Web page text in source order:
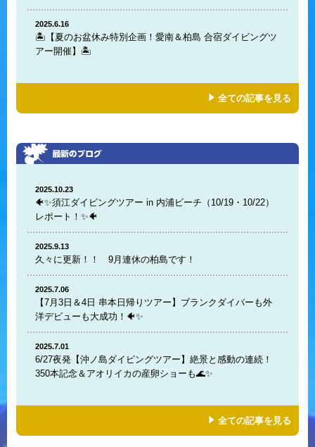
2025.6.16
🏝️【夏のお盆休み特別企画！愛南＆柏島 合宿ダイビングツ
アー開催】🏝️
全ての記事を見る
2025.10.23
🐠✨須江ダイビングツアー in 内浦ビーチ（10/19・10/22）
レポート！✨🐠
2025.9.13
久々に更新！！ 9月連休の柏島です！
2025.7.06
【7月3日＆4日 串本日帰りツアー】ブランクダイバーも外
洋デビューも大成功！🐠✨
2025.7.01
6/27夜発【沖ノ島ダイビングツアー】絶景と感動の連続！
350本記念＆アオリイカの産卵ショーも🌊✨
全ての記事を見る